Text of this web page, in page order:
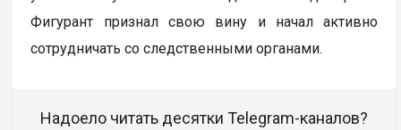
Фигурант признал свою вину и начал активно
сотрудничать со следственными органами.
Надоело читать десятки Telegram-каналов?